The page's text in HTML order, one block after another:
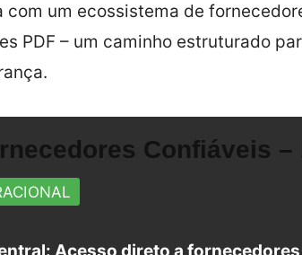
com um ecossistema de
PDF – um caminho estruturado
Confiáveis –